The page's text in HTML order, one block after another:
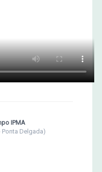
IPMA
Ponta Delgada)